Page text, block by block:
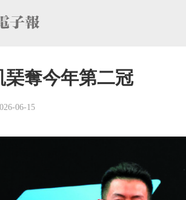
琹奪今年第二冠
06-15